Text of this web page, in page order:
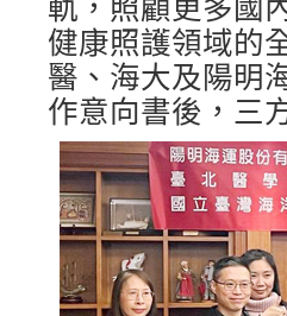
軌，照顧更多國
健康照護領域的
醫、海大及陽明
作意向書後，三